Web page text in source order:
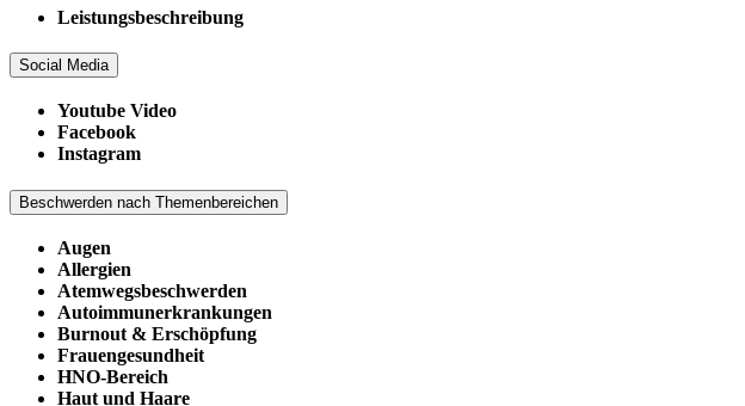
Leistungsbeschreibung
Social Media
Youtube Video
Facebook
Instagram
Beschwerden nach Themenbereichen
Augen
Allergien
Atemwegsbeschwerden
Autoimmunerkrankungen
Burnout & Erschöpfung
Frauengesundheit
HNO-Bereich
Haut und Haare